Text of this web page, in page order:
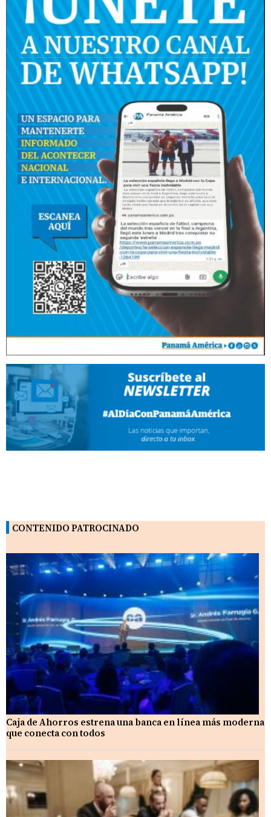
CONTENIDO PATROCINADO
Caja de Ahorros estrena una banca en línea más moderna
que conecta con todos